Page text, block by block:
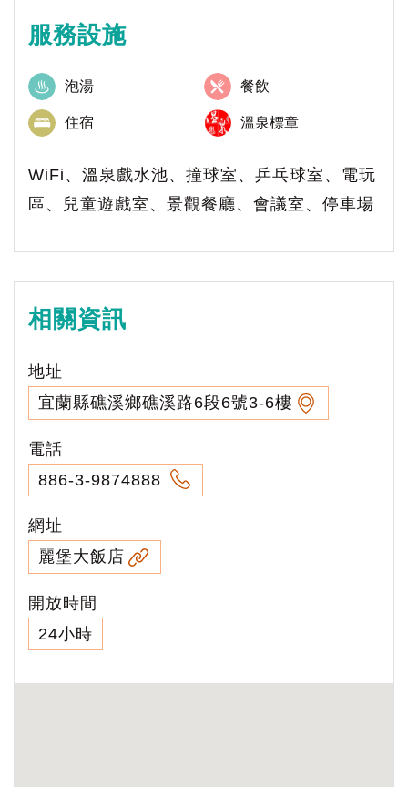
服務設施
泡湯 餐飲
住宿 溫泉標章
WiFi、溫泉戲水池、撞球室、乒乓球室、電玩
區、兒童遊戲室、景觀餐廳、會議室、停車場
相關資訊
地址
宜蘭縣礁溪鄉礁溪路6段6號3-6樓
電話
886-3-9874888
網址
麗堡大飯店
開放時間
24小時